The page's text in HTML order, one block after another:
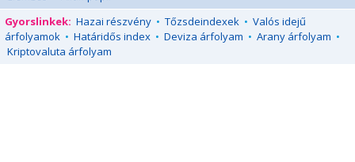
Gyorslinkek: Hazai részvény • Tőzsdeindexek • Valós idejű
árfolyamok • Határidős index • Deviza árfolyam • Arany árfolyam •
Kriptovaluta árfolyam